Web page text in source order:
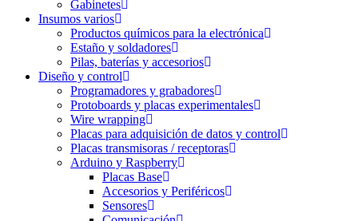
Gabinetes
Insumos varios
Productos químicos para la electrónica
Estaño y soldadores
Pilas, baterías y accesorios
Diseño y control
Programadores y grabadores
Protoboards y placas experimentales
Wire wrapping
Placas para adquisición de datos y control
Placas transmisoras / receptoras
Arduino y Raspberry
Placas Base
Accesorios y Periféricos
Sensores